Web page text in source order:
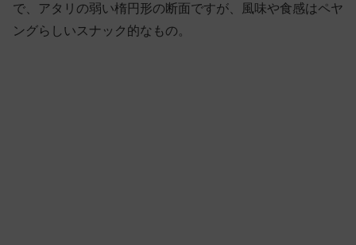
で、アタリの弱い楕円形の断面ですが、風味や食感はペヤ
ングらしいスナック的なもの。